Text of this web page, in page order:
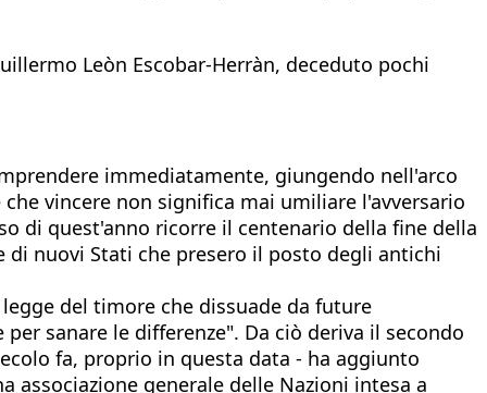
Leòn Escobar-Herràn, deceduto pochi
immediatamente, giungendo nell'arco
vincere non significa mai umiliare l'avversario
di quest'anno ricorre il centenario della fine della
nuovi Stati che presero il posto degli antichi
del timore che dissuade da future
sanare le differenze". Da ciò deriva il secondo
fa, proprio in questa data - ha aggiunto
associazione generale delle Nazioni intesa a